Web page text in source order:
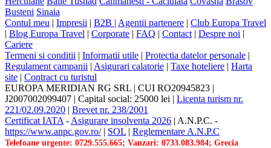
Busteni Sinaia
Contul meu | Impresii | B2B | Agentii partenere | Club Europa Travel
| Blog Europa Travel | Corporate | FAQ | Contact | Despre noi |
Cariere
Termeni si conditii | Informatii utile | Protectia datelor personale |
Regulament campanii | Asigurari calatorie | Taxe hoteliere | Harta
site | Contract cu turistul
EUROPA MERIDIAN RG SRL | CUI RO20945823 |
J2007002099407 | Capital social: 25000 lei | Licenta turism nr.
221/02.09.2020 | Brevet nr. 238/2001
Certificat IATA - Asigurare insolventa 2026 | A.N.P.C. -
https://www.anpc.gov.ro/| SOL | Reglementare A.N.P.C
Telefoane urgente: 0729.555.665; Vanzari: 0733.083.984; Grecia